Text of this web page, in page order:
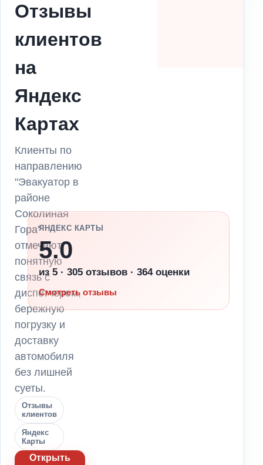
Отзывы
клиентов
на
Яндекс
Картах
Клиенты по
направлению
"Эвакуатор в
районе
Соколиная
Гора"
отмечают
понятную
связь с
диспетчером,
бережную
погрузку и
доставку
автомобиля
без лишней
суеты.
Отзывы
клиентов
Яндекс
Карты
Открыть
ЯНДЕКС КАРТЫ
5.0
из 5 · 305 отзывов · 364 оценки
Смотреть отзывы